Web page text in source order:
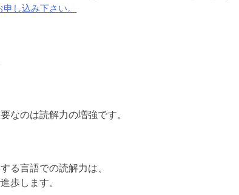
し込み下さい。
なのは読解力の増強です。
る言語での読解力は、
歩します。